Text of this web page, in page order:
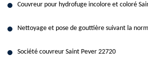
Couvreur pour hydrofuge incolore et coloré
Nettoyage et pose de gouttière suivant la
Société couvreur Saint Pever 22720